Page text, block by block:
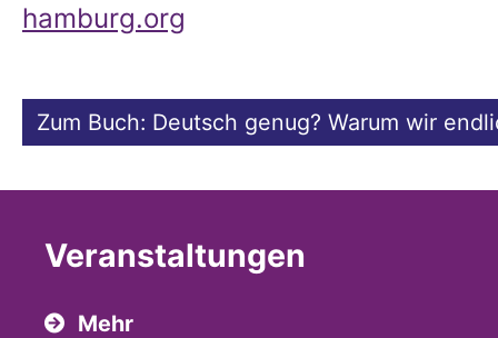
hamburg.org
Zum Buch: Deutsch genug? Warum wir
Veranstaltungen
Mehr